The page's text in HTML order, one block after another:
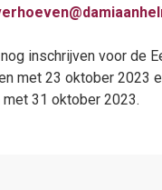
inschrijven voor de
met 23 oktober 2023
31 oktober 2023.